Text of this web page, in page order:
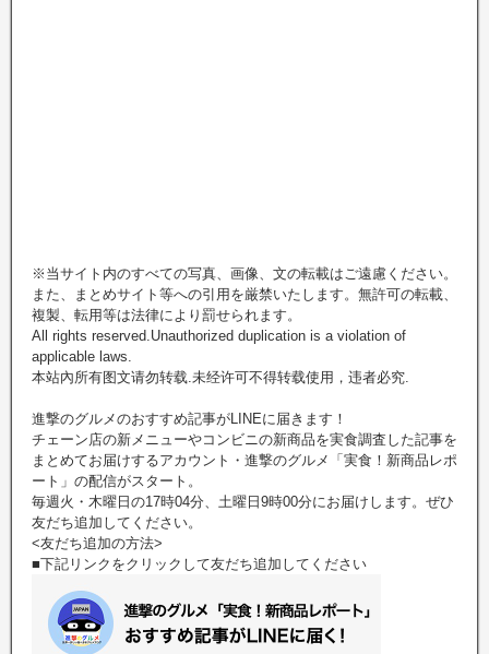
※当サイト内のすべての写真、画像、文の転載はご遠慮ください。
また、まとめサイト等への引用を厳禁いたします。無許可の転載、
複製、転用等は法律により罰せられます。
All rights reserved.Unauthorized duplication is a violation of
applicable laws.
本站內所有图文请勿转载.未经许可不得转载使用，违者必究.
進撃のグルメのおすすめ記事がLINEに届きます！
チェーン店の新メニューやコンビニの新商品を実食調査した記事を
まとめてお届けするアカウント・進撃のグルメ「実食！新商品レポ
ート」の配信がスタート。
毎週火・木曜日の17時04分、土曜日9時00分にお届けします。ぜひ
友だち追加してください。
<友だち追加の方法>
■下記リンクをクリックして友だち追加してください